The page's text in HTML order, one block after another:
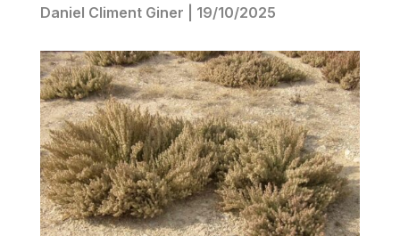
Daniel Climent Giner 19/10/2025